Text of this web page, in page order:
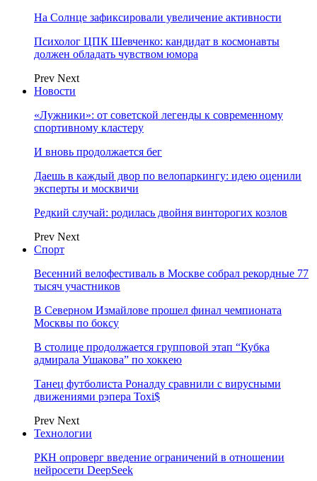
На Солнце зафиксировали увеличение активности
Психолог ЦПК Шевченко: кандидат в космонавты
должен обладать чувством юмора
Prev Next
Новости
«Лужники»: от советской легенды к современному
спортивному кластеру
И вновь продолжается бег
Даешь в каждый двор по велопаркингу: идею оценили
эксперты и москвичи
Редкий случай: родилась двойня винторогих козлов
Prev Next
Спорт
Весенний велофестиваль в Москве собрал рекордные 77
тысяч участников
В Северном Измайлове прошел финал чемпионата
Москвы по боксу
В столице продолжается групповой этап “Кубка
адмирала Ушакова” по хоккею
Танец футболиста Роналду сравнили с вирусными
движениями рэпера Toxi$
Prev Next
Технологии
РКН опроверг введение ограничений в отношении
нейросети DeepSeek